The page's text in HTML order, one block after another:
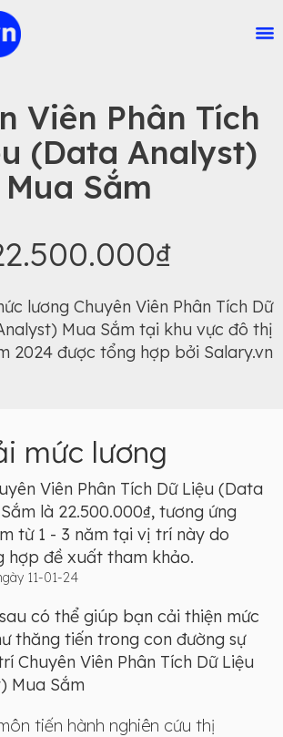
Viên Phân Tích
(Data Analyst)
Mua Sắm
lương Chuyên Viên Phân Tích Dữ
Mua Sắm tại khu vực đô thị
2024 được tổng hợp bởi Salary.vn
mức lương
Viên Phân Tích Dữ Liệu (Data
là 22.500.000₫, tương ứng
từ 1 - 3 năm tại vị trí này do
hợp đề xuất tham khảo.
11-01-24
có thể giúp bạn cải thiện mức
thăng tiến trong con đường sự
Chuyên Viên Phân Tích Dữ Liệu
Mua Sắm
tiến hành nghiên cứu thị